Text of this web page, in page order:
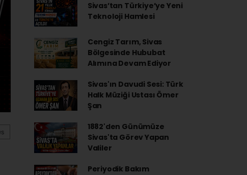
Sivas’tan Türkiye’ye Yeni
Teknoloji Hamlesi
Cengiz Tarım, Sivas
Bölgesinde Hububat
Alımına Devam Ediyor
Sivas'ın Davudi Sesi: Türk
Halk Müziği Ustası Ömer
Şan
1882'den Günümüze
Sivas'ta Görev Yapan
Valiler
Periyodik Bakım